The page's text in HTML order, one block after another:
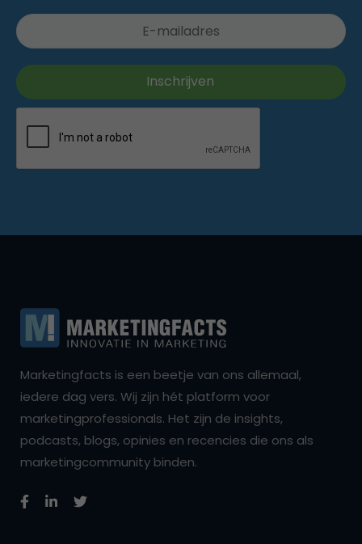
Marketingfacts is een beetje van ons allemaal,
iedere dag vers. Wij zijn hét platform voor
marketingprofessionals. Het zijn de insights,
podcasts, blogs, opinies en recencies die ons als
marketingcommunity binden.